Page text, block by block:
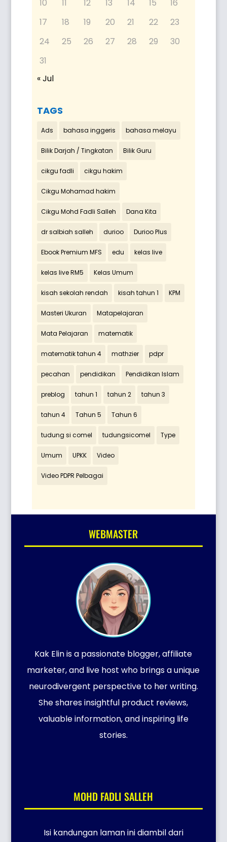
10 11 12 13 14 15
16
17
18 19 20 21 22
23
24
25 26 27 28 29
30
31
« Jul
TAGS
Ads bahasa inggeris bahasa melayu
Bilik Darjah / Tingkatan Bilik Guru
cikgu fadli cikgu hakim
Cikgu Mohamad hakim
Cikgu Mohd Fadli Salleh Dana Kita
dr salbiah salleh durioo Durioo Plus
Ebook Premium MFS edu kelas live
kelas live RM5 Kelas Umum
kisah sekolah rendah kisah tahun 1 KPM
Masteri Ukuran Matapelajaran
Mata Pelajaran matematik
matematik tahun 4 mathzier pdpr
pecahan pendidikan Pendidikan Islam
preblog tahun 1 tahun 2 tahun 3
tahun 4 Tahun 5 Tahun 6
tudung si comel tudungsicomel Type
Umum UPKK Video
Video PDPR Pelbagai
WEBMASTER
Kak Elin is a passionate blogger, affiliate
marketer, and live host who brings a unique
neurodivergent perspective to her writing.
She shares insightful product reviews,
valuable information, and inspiring life
stories.
MOHD FADLI SALLEH
Isi kandungan laman ini diambil dari